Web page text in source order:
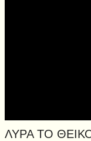
ΛΥΡΑ ΤΟ